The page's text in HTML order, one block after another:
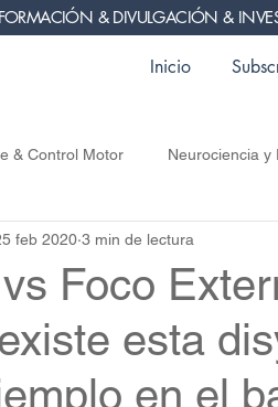
FORMACIÓN & DIVULGACIÓN &
Inicio
& Control Motor Neurociencia y
Foco
esta
en el
feb 2020 3 min de lectura